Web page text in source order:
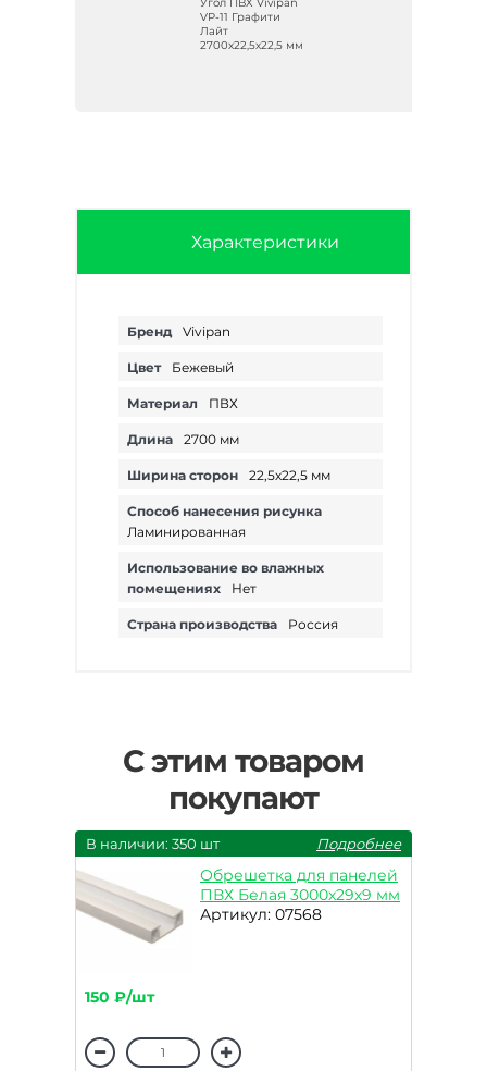
VP-11 Графити
Лайт
2700х22,5х22,5 мм
Характеристики
Бренд Vivipan
Цвет Бежевый
Материал ПВХ
Длина 2700 мм
Ширина сторон 22,5х22,5 мм
Способ нанесения рисунка
Ламинированная
Использование во влажных
помещениях
Нет
Страна производства Россия
С этим товаром
покупают
В наличии: 350 шт Подробнее
Обрешетка для панелей
ПВХ Белая 3000х29х9 мм
Артикул: 07568
150 ₽/шт